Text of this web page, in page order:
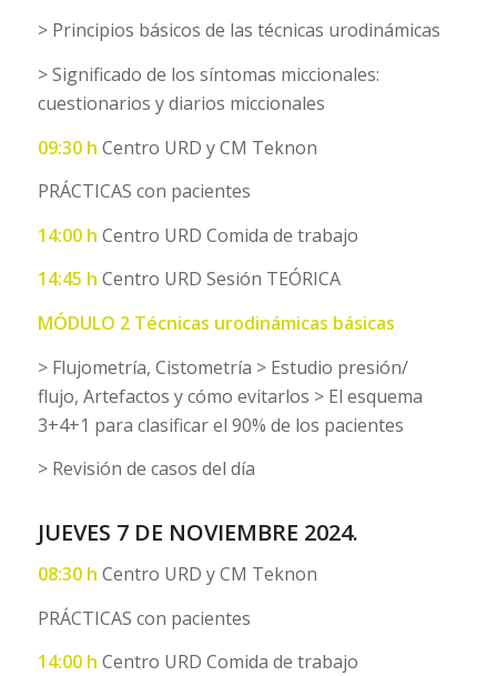
> Principios básicos de las técnicas urodinámicas
> Significado de los síntomas miccionales:
cuestionarios y diarios miccionales
09:30 h Centro URD y CM Teknon
PRÁCTICAS con pacientes
14:00 h Centro URD Comida de trabajo
14:45 h Centro URD Sesión TEÓRICA
MÓDULO 2 Técnicas urodinámicas básicas
> Flujometría, Cistometría > Estudio presión/
flujo, Artefactos y cómo evitarlos > El esquema
3+4+1 para clasificar el 90% de los pacientes
> Revisión de casos del día
JUEVES 7 DE NOVIEMBRE 2024.
08:30 h Centro URD y CM Teknon
PRÁCTICAS con pacientes
14:00 h Centro URD Comida de trabajo